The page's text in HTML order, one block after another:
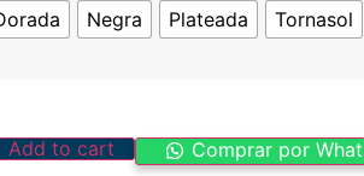
Negra Plateada Tornasol
Add to cart Comprar por